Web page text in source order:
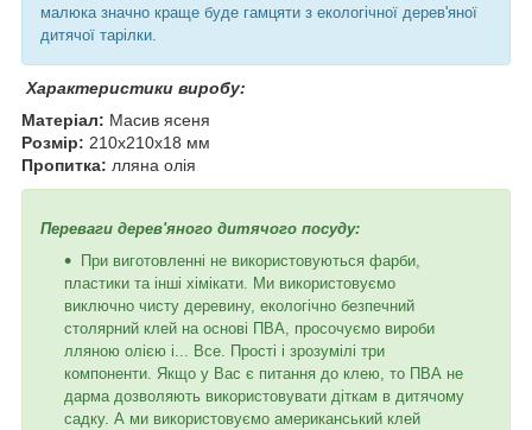
малюка значно краще буде гамцяти з екологічної дерев'яної
дитячої тарілки.
Характеристики виробу:
Матеріал: Масив ясеня
Розмір: 210х210х18 мм
Пропитка: лляна олія
Переваги дерев'яного дитячого посуду:
При виготовленні не використовуються фарби,
пластики та інші хімікати. Ми використовуємо
виключно чисту деревину, екологічно безпечний
столярний клей на основі ПВА, просочуємо вироби
лляною олією і... Все. Прості і зрозумілі три
компоненти. Якщо у Вас є питання до клею, то ПВА не
дарма дозволяють використовувати діткам в дитячому
садку. А ми використовуємо американський клей